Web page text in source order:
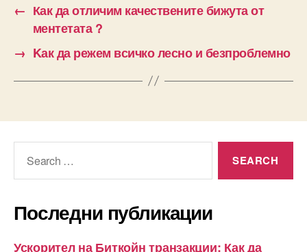
← Как да отличим качествените бижута от
ментетата ?
→ Kак да режем всичко лесно и безпроблемно
Последни публикации
Ускорител на Биткойн транзакции: Как да